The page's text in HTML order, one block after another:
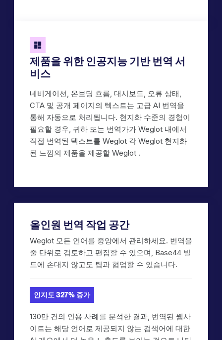
제품을 위한 인공지능 기반 번역 서
비스
네비게이션, 온보딩 흐름, 대시보드, 오류 상태,
CTA 및 공개 페이지의 텍스트는 고급 AI 번역을
통해 자동으로 처리됩니다. 현지화 수준의 경험이
필요할 경우, 귀하 또는 번역가가 Weglot 내에서
직접 번역된 텍스트를 Weglot 각 Weglot 현지화
된 느낌의 제품을 제공할 Weglot .
올인원 번역 작업 공간
Weglot 모든 언어를 중앙에서 관리하세요. 번역을
줄 단위로 검토하고 편집할 수 있으며, Base44 빌
드에 손대지 않고도 팀과 협업할 수 있습니다.
인지도 327% 증가
130만 건의 인용 사례를 분석한 결과, 번역된 웹사
이트는 해당 언어로 제공되지 않는 검색어에 대한